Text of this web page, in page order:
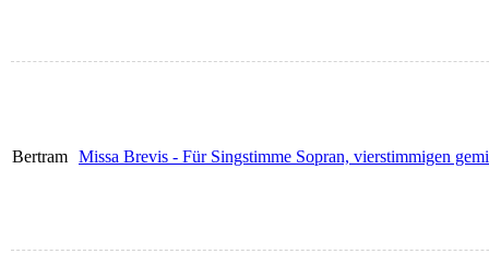
Bertram Missa Brevis - Für Singstimme Sopran, vierstimmigen